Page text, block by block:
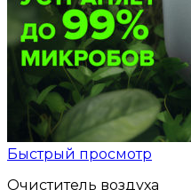
Быстрый просмотр
Очиститель воздуха